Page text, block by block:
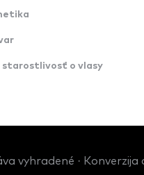
starostlivosť o vlasy
vyhradené · Konverzija